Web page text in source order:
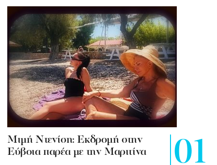
Mιμή Ντενίση: Εκδρομή στην
Εύβοια παρέα με την Μαριτίνα